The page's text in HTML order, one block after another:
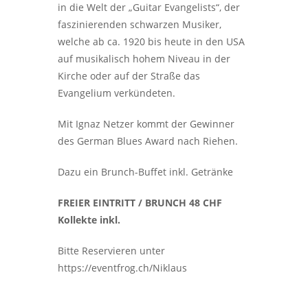
in die Welt der „Guitar Evangelists“, der
faszinierenden schwarzen Musiker,
welche ab ca. 1920 bis heute in den USA
auf musikalisch hohem Niveau in der
Kirche oder auf der Straße das
Evangelium verkündeten.
Mit Ignaz Netzer kommt der Gewinner
des German Blues Award nach Riehen.
Dazu ein Brunch-Buffet inkl. Getränke
FREIER EINTRITT / BRUNCH 48 CHF
Kollekte inkl.
Bitte Reservieren unter
https://eventfrog.ch/Niklaus